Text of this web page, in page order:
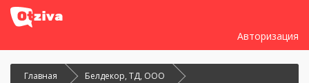
Авторизация
Главная Белдекор, ТД, ООО